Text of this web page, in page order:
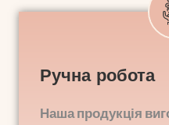
Ручна робота
Наша продукція